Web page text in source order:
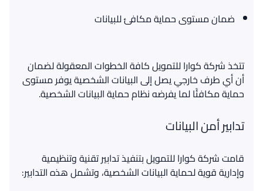
ضمانمستوىحمايةمكافئللبيانات
تتخذ شركة كوارا للتمويل كافة الخطوات المعقولة لضمان
أن أي طرف خارجي يصل إلى البيانات الشخصية يوفر مستوى
حماية مكافئًا لما يفرضه نظام حماية البيانات الشخصية.
تدابير أمن البيانات
قامت شركة كوارا للتمويل بتنفيذ تدابير تقنية وتنظيمية
وإدارية قوية لحماية البيانات الشخصية، وتشمل هذه التدابير: